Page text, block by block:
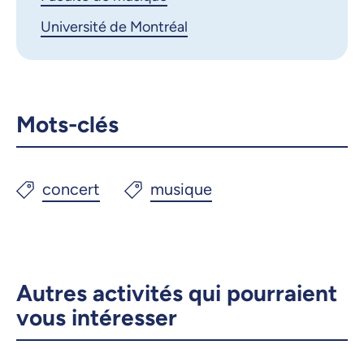
Université de Montréal
Mots-clés
Autres activités qui pourraient
vous intéresser